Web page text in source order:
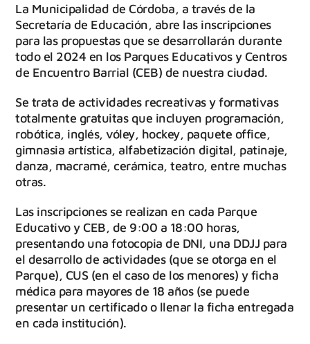
‌La Municipalidad de Córdoba, a través de la
Secretaría de Educación, abre las inscripciones
para las propuestas que se desarrollarán durante
todo el 2024 en los Parques Educativos y Centros
de Encuentro Barrial (CEB) de nuestra ciudad.
Se trata de actividades recreativas y formativas
totalmente gratuitas que incluyen programación,
robótica, inglés, vóley, hockey, paquete office,
gimnasia artística, alfabetización digital, patinaje,
danza, macramé, cerámica, teatro, entre muchas
otras.
Las inscripciones se realizan en cada Parque
Educativo y CEB, de 9:00 a 18:00 horas,
presentando una fotocopia de DNI, una DDJJ para
el desarrollo de actividades (que se otorga en el
Parque), CUS (en el caso de los menores) y ficha
médica para mayores de 18 años (se puede
presentar un certificado o llenar la ficha entregada
en cada institución).